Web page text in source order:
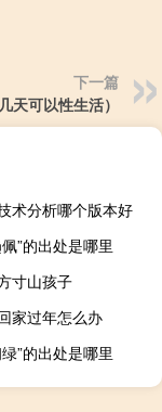
下一篇
天可以性生活）
术分析哪个版本好
”的出处是哪里
寸山孩子
家过年怎么办
”的出处是哪里